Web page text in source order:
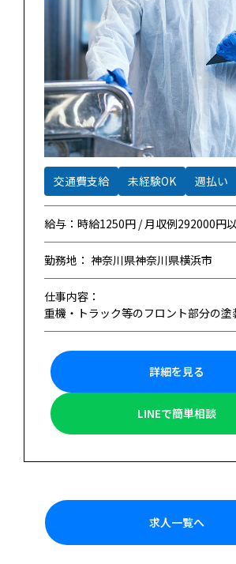
交通費支給 未経験OK 週払い
給与：時給1250円 / 月収例292000円
勤務地： 神奈川県神奈川県横浜市
仕事内容：
重機・トラック等のフロント部分の塗
詳細を見る
LINEで簡単相談
求人一覧へ